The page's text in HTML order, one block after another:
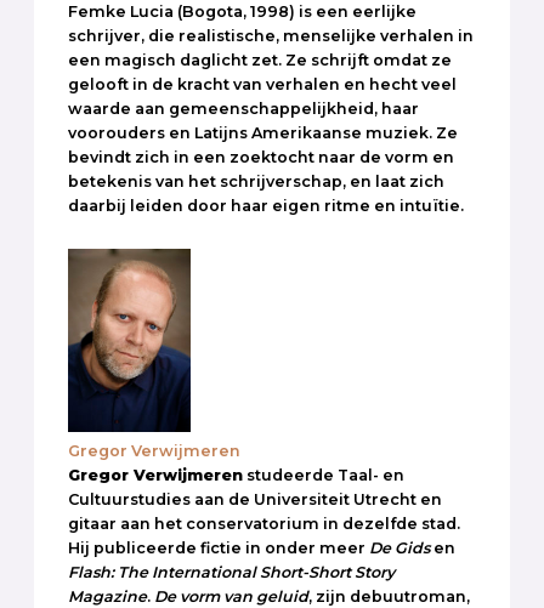
Femke Lucia (Bogota, 1998) is een eerlijke
schrijver, die realistische, menselijke verhalen in
een magisch daglicht zet. Ze schrijft omdat ze
gelooft in de kracht van verhalen en hecht veel
waarde aan gemeenschappelijkheid, haar
voorouders en Latijns Amerikaanse muziek. Ze
bevindt zich in een zoektocht naar de vorm en
betekenis van het schrijverschap, en laat zich
daarbij leiden door haar eigen ritme en intuïtie.
Gregor Verwijmeren
Gregor Verwijmeren studeerde Taal- en
Cultuurstudies aan de Universiteit Utrecht en
gitaar aan het conservatorium in dezelfde stad.
Hij publiceerde fictie in onder meer De Gidsen
Flash: The International Short-Short Story
Magazine. De vorm van geluid, zijn debuutroman,